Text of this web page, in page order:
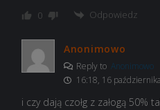
0 Odpowiedz
Anonimowo
Reply to Anonimowo
16:18, 16
i czy dają czołg z załogą 50%